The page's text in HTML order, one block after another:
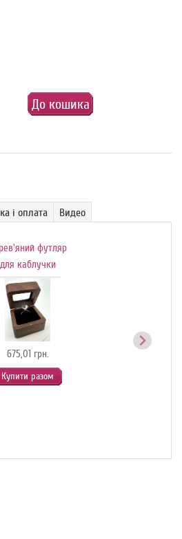
До кошика
і оплата Видео
футляр
для каблучки
675,01 грн.
Купити разом